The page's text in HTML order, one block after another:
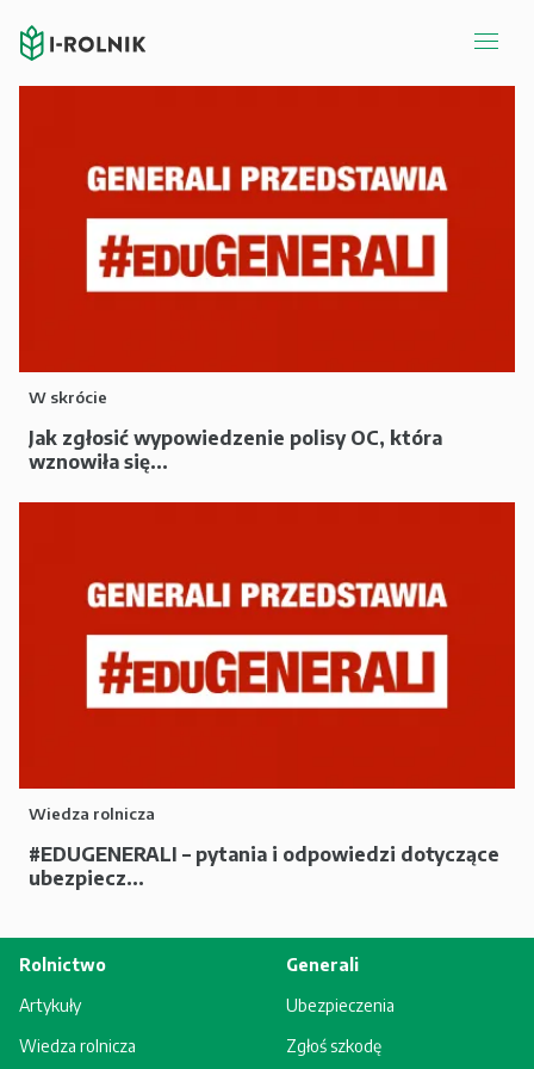
W skrócie
Jak zgłosić wypowiedzenie polisy OC, która
wznowiła się...
Wiedza rolnicza
#EDUGENERALI – pytania i odpowiedzi dotyczące
ubezpiecz...
Rolnictwo
Artykuły
Wiedza rolnicza
Generali
Ubezpieczenia
Zgłoś szkodę